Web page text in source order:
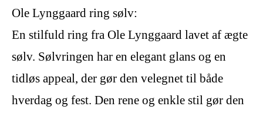
Ole Lynggaard ring sølv:
En stilfuld ring fra Ole Lynggaard lavet af ægte
sølv. Sølvringen har en elegant glans og en
tidløs appeal, der gør den velegnet til både
hverdag og fest. Den rene og enkle stil gør den